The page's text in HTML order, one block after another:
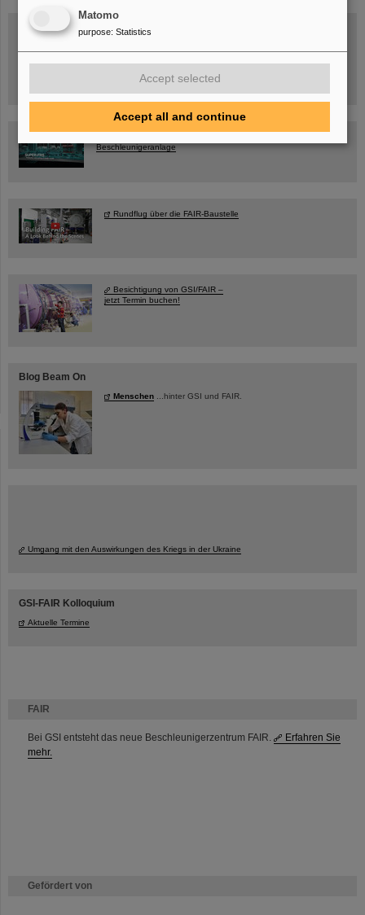
FAIR
Bei GSI entsteht das neue Beschleunigerzentrum FAIR.
Erfahren Sie
mehr.
Gefördert von
SCIENCE POP-UP
Beschleunigeranlage
Rundflug über die FAIR-Baustelle
Besichtigung von GSI/FAIR –
jetzt Termin buchen!
Blog Beam On
Menschen ...hinter GSI und FAIR.
Umgang mit den Auswirkungen des Kriegs in der Ukraine
GSI-FAIR Kolloquium
Aktuelle Termine
Matomo
purpose: Statistics
Accept selected
Accept all and continue